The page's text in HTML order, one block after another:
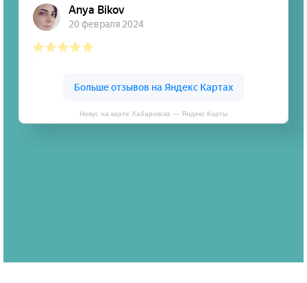
Новус на карте Хабаровска — Яндекс Карты